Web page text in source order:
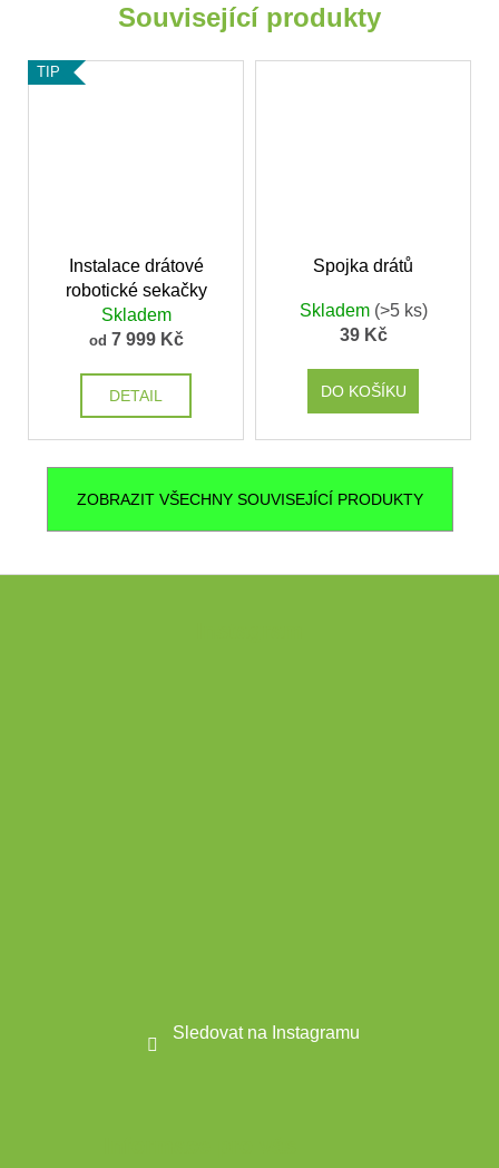
Související produkty
TIP
Instalace drátové
robotické sekačky
Skladem
od 7 999 Kč
DETAIL
Spojka drátů
Skladem (>5 ks)
39 Kč
DO KOŠÍKU
ZOBRAZIT VŠECHNY SOUVISEJÍCÍ PRODUKTY
Sledovat na Instagramu